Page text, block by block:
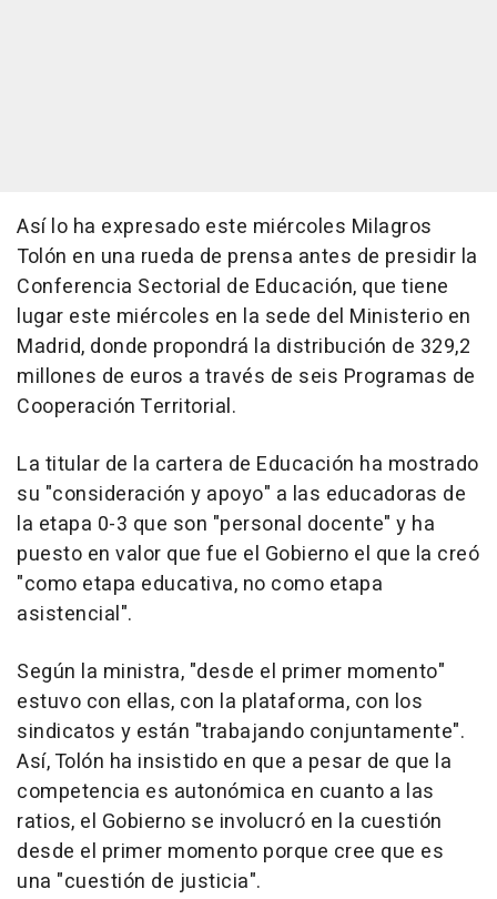
Así lo ha expresado este miércoles Milagros
Tolón en una rueda de prensa antes de presidir la
Conferencia Sectorial de Educación, que tiene
lugar este miércoles en la sede del Ministerio en
Madrid, donde propondrá la distribución de 329,2
millones de euros a través de seis Programas de
Cooperación Territorial.
La titular de la cartera de Educación ha mostrado
su "consideración y apoyo" a las educadoras de
la etapa 0-3 que son "personal docente" y ha
puesto en valor que fue el Gobierno el que la creó
"como etapa educativa, no como etapa
asistencial".
Según la ministra, "desde el primer momento"
estuvo con ellas, con la plataforma, con los
sindicatos y están "trabajando conjuntamente".
Así, Tolón ha insistido en que a pesar de que la
competencia es autonómica en cuanto a las
ratios, el Gobierno se involucró en la cuestión
desde el primer momento porque cree que es
una "cuestión de justicia".